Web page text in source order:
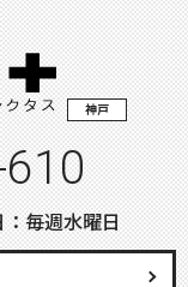
神戸
毎週水曜日